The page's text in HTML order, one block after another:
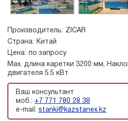
Производитель: ZICAR
Страна:
Китай
Цена:
по запросу
Мах. длина каретки 3200 мм,
двигателя 5.5 кВт
Ваш консультант
моб.: +7 771 780 28 38
e-mail: stanki@kazstanex.kz